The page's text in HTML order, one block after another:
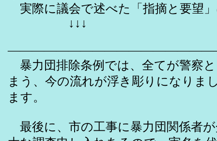
実際に議会で述べた「指摘と要望
↓↓↓
暴力団排除条例では、全てが警察
まう、今の流れが浮き彫りになりま
ます。
最後に、市の工事に暴力団関係者